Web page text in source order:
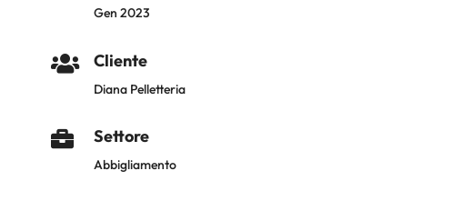
Gen 2023
 Cliente
Diana Pelletteria
 Settore
Abbigliamento